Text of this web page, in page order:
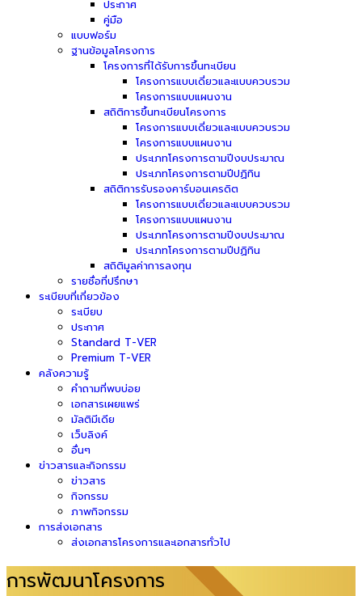
ประกาศ
คู่มือ
แบบฟอร์ม
ฐานข้อมูลโครงการ
โครงการที่ได้รับการขึ้นทะเบียน
โครงการแบบเดี่ยวและแบบควบรวม
โครงการแบบแผนงาน
สถิติการขึ้นทะเบียนโครงการ
โครงการแบบเดี่ยวและแบบควบรวม
โครงการแบบแผนงาน
ประเภทโครงการตามปีงบประมาณ
ประเภทโครงการตามปีปฏิทิน
สถิติการรับรองคาร์บอนเครดิต
โครงการแบบเดี่ยวและแบบควบรวม
โครงการแบบแผนงาน
ประเภทโครงการตามปีงบประมาณ
ประเภทโครงการตามปีปฏิทิน
สถิติมูลค่าการลงทุน
รายชื่อที่ปรึกษา
ระเบียบที่เกี่ยวข้อง
ระเบียบ
ประกาศ
Standard T-VER
Premium T-VER
คลังความรู้
คำถามที่พบบ่อย
เอกสารเผยแพร่
มัลติมีเดีย
เว็บลิงค์
อื่นๆ
ข่าวสารและกิจกรรม
ข่าวสาร
กิจกรรม
ภาพกิจกรรม
การส่งเอกสาร
ส่งเอกสารโครงการและเอกสารทั่วไป
การพัฒนาโครงการ